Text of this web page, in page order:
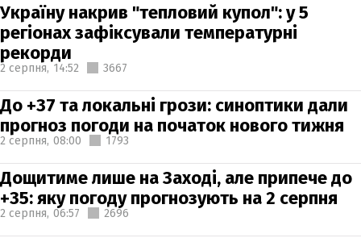
Україну накрив "тепловий купол": у 5
регіонах зафіксували температурні
рекорди
2 серпня, 14:52 3667
До +37 та локальні грози: синоптики дали
прогноз погоди на початок нового тижня
2 серпня, 08:00 1793
Дощитиме лише на Заході, але припече до
+35: яку погоду прогнозують на 2 серпня
2 серпня, 06:57 2696